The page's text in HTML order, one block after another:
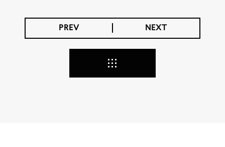
PREV NEXT